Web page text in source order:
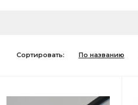
Сортировать: По названию